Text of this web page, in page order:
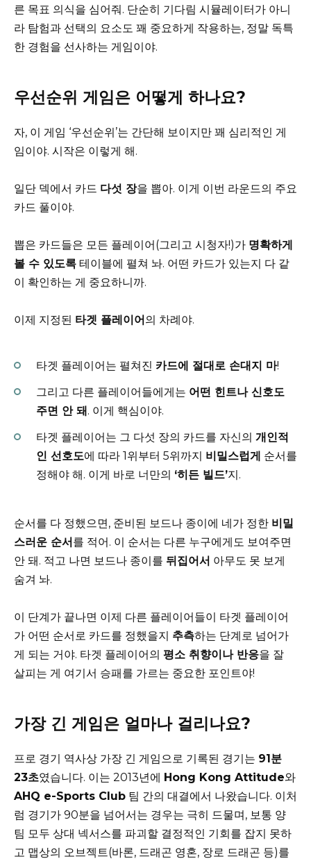
른 목표 의식을 심어줘. 단순히 기다림 시뮬레이터가 아니
라 탐험과 선택의 요소도 꽤 중요하게 작용하는, 정말 독특
한 경험을 선사하는 게임이야.
우선순위 게임은 어떻게 하나요?
자, 이 게임 ‘우선순위’는 간단해 보이지만 꽤 심리적인 게
임이야. 시작은 이렇게 해.
일단 덱에서 카드 다섯 장을 뽑아. 이게 이번 라운드의 주요
카드 풀이야.
뽑은 카드들은 모든 플레이어(그리고 시청자!)가 명확하게
볼 수 있도록 테이블에 펼쳐 놔. 어떤 카드가 있는지 다 같
이 확인하는 게 중요하니까.
이제 지정된 타겟 플레이어 의 차례야.
타겟 플레이어는 펼쳐진 카드에 절대로 손대지 마!
그리고 다른 플레이어들에게는 어떤 힌트나 신호도
주면 안 돼. 이게 핵심이야.
타겟 플레이어는 그 다섯 장의 카드를 자신의 개인적
인 선호도에 따라 1위부터 5위까지 비밀스럽게 순서를
정해야 해. 이게 바로 너만의 ‘히든 빌드’지.
순서를 다 정했으면, 준비된 보드나 종이에 네가 정한 비밀
스러운 순서를 적어. 이 순서는 다른 누구에게도 보여주면
안 돼. 적고 나면 보드나 종이를 뒤집어서 아무도 못 보게
숨겨 놔.
이 단계가 끝나면 이제 다른 플레이어들이 타겟 플레이어
가 어떤 순서로 카드를 정했을지 추측하는 단계로 넘어가
게 되는 거야. 타겟 플레이어의 평소 취향이나 반응을 잘
살피는 게 여기서 승패를 가르는 중요한 포인트야!
가장 긴 게임은 얼마나 걸리나요?
프로 경기 역사상 가장 긴 게임으로 기록된 경기는 91분
23초였습니다. 이는 2013년에 Hong Kong Attitude와
AHQ e-Sports Club 팀 간의 대결에서 나왔습니다. 이처
럼 경기가 90분을 넘어서는 경우는 극히 드물며, 보통 양
팀 모두 상대 넥서스를 파괴할 결정적인 기회를 잡지 못하
고 맵상의 오브젝트(바론, 드래곤 영혼, 장로 드래곤 등)를